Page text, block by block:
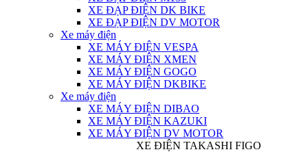
XE ĐẠP ĐIỆN DK BIKE
XE ĐẠP ĐIỆN DV MOTOR
Xe máy điện
XE MÁY ĐIỆN VESPA
XE MÁY ĐIỆN XMEN
XE MÁY ĐIỆN GOGO
XE MÁY ĐIỆN DKBIKE
Xe máy điện
XE MÁY ĐIỆN DIBAO
XE MÁY ĐIỆN KAZUKI
XE MÁY ĐIỆN DV MOTOR
XE ĐIỆN TAKASHI FIGO